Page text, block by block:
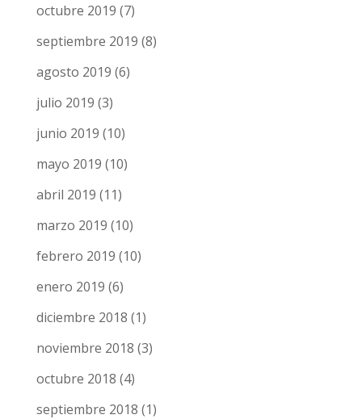
octubre 2019 (7)
septiembre 2019 (8)
agosto 2019 (6)
julio 2019 (3)
junio 2019 (10)
mayo 2019 (10)
abril 2019 (11)
marzo 2019 (10)
febrero 2019 (10)
enero 2019 (6)
diciembre 2018 (1)
noviembre 2018 (3)
octubre 2018 (4)
septiembre 2018 (1)